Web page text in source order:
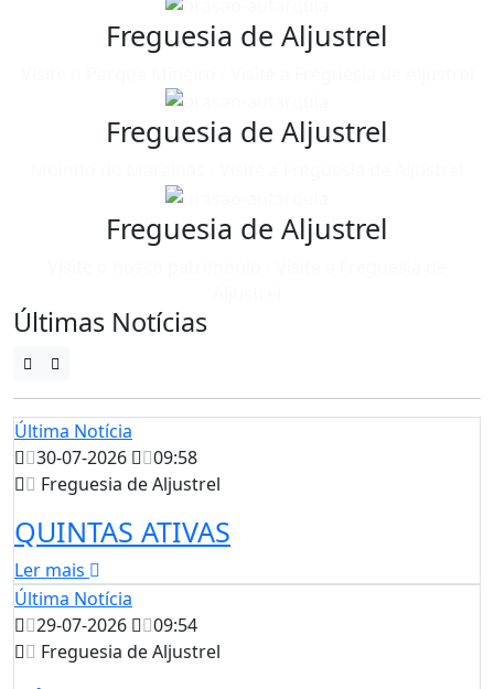
Freguesia de Aljustrel
Freguesia de Aljustrel
Freguesia de Aljustrel
Últimas Notícias
Última Notícia
30-07-2026
09:58
Freguesia de Aljustrel
QUINTAS ATIVAS
Ler mais
Última Notícia
29-07-2026
09:54
Freguesia de Aljustrel